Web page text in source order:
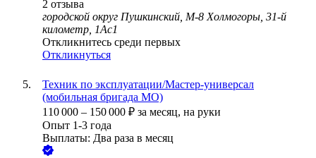
2 отзыва
городской округ Пушкинский, М-8 Холмогоры, 31-й
километр, 1Ас1
Откликнитесь среди первых
Откликнуться
Техник по эксплуатации/Мастер-универсал
(мобильная бригада МО)
110 000 – 150 000 ₽ за месяц, на руки
Опыт 1-3 года
Выплаты: Два раза в месяц